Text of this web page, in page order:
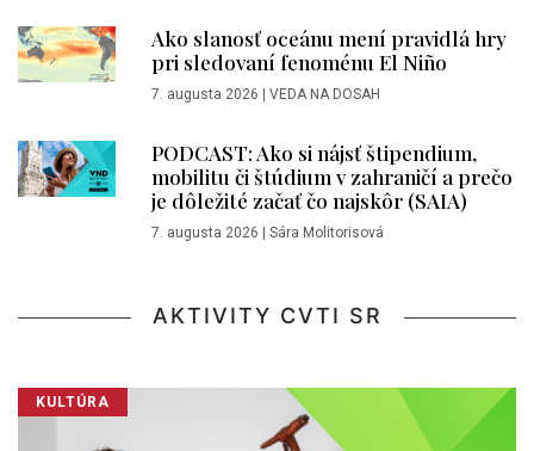
Ako slanosť oceánu mení pravidlá hry
pri sledovaní fenoménu El Niño
7. augusta 2026 VEDA NA DOSAH
PODCAST: Ako si nájsť štipendium,
mobilitu či štúdium v zahraničí a prečo
je dôležité začať čo najskôr (SAIA)
7. augusta 2026 Sára Molitorisová
AKTIVITY CVTI SR
KULTÚRA